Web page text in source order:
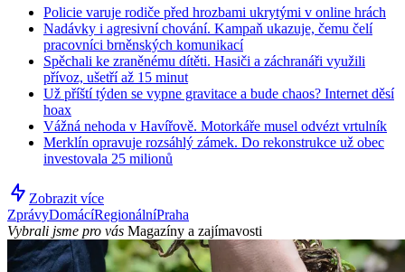
Policie varuje rodiče před hrozbami ukrytými v online hrách
Nadávky i agresivní chování. Kampaň ukazuje, čemu čelí
pracovníci brněnských komunikací
Spěchali ke zraněnému dítěti. Hasiči a záchranáři využili
přívoz, ušetří až 15 minut
Už příští týden se vypne gravitace a bude chaos? Internet děsí
hoax
Vážná nehoda v Havířově. Motorkáře musel odvézt vrtulník
Merklín opravuje rozsáhlý zámek. Do rekonstrukce už obec
investovala 25 milionů
Zobrazit více
ZprávyDomácíRegionálníPraha
Vybrali jsme pro vás Magazíny a zajímavosti